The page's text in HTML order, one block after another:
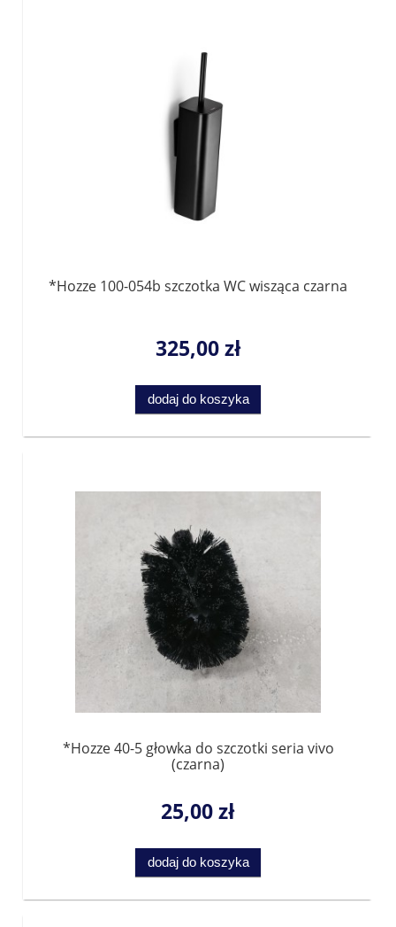
*Hozze 100-054b szczotka WC wisząca czarna
325,00 zł
dodaj do koszyka
*Hozze 40-5 głowka do szczotki seria vivo
(czarna)
25,00 zł
dodaj do koszyka